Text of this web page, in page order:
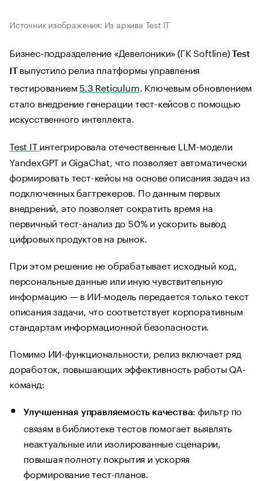
Источник изображения: Из архива Test IT
Бизнес-подразделение «Девелоники» (ГК Softline)Test
ITвыпустило релиз платформы управления
тестированием5.3 Reticulum. Ключевым обновлением
стало внедрение генерации тест-кейсов с помощью
искусственного интеллекта.
Test ITинтегрировала отечественные LLM-модели
YandexGPT и GigaChat, что позволяет автоматически
формировать тест-кейсы на основе описания задач из
подключенных багтрекеров. По данным первых
внедрений, это позволяет сократить время на
первичный тест-анализ до 50% и ускорить вывод
цифровых продуктов на рынок.
При этом решение не обрабатывает исходный код,
персональные данные или иную чувствительную
информацию — в ИИ-модель передается только текст
описания задачи, что соответствует корпоративным
стандартам информационной безопасности.
Помимо ИИ-функциональности, релиз включает ряд
доработок, повышающих эффективность работы QA-
команд:
Улучшенная управляемость качества: фильтр по
связям в библиотеке тестов помогает выявлять
неактуальные или изолированные сценарии,
повышая полноту покрытия и ускоряя
формирование тест-планов.